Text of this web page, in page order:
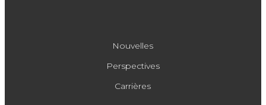
Nouvelles
Perspectives
Carrières